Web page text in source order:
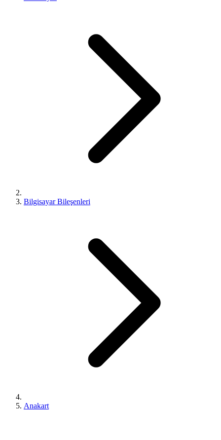
Bilgisayar Bileşenleri
Anakart